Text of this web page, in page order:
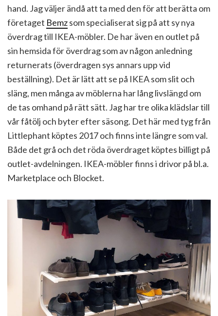
hand. Jag väljer ändå att ta med den för att berätta om
företaget Bemzsom specialiserat sig på att sy nya
överdrag till IKEA-möbler. De har även en outlet på
sin hemsida för överdrag som av någon anledning
returnerats (överdragen sys annars upp vid
beställning). Det är lätt att se på IKEA som slit och
släng, men många av möblerna har lång livslängd om
de tas omhand på rätt sätt. Jag har tre olika klädslar till
vår fåtölj och byter efter säsong. Det här med tyg från
Littlephant köptes 2017 och finns inte längre som val.
Både det grå och det röda överdraget köptes billigt på
outlet-avdelningen. IKEA-möbler finns i drivor på bl.a.
Marketplace och Blocket.